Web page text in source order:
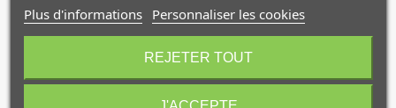
prises de vue en solo).
Plus d'informations Personnaliser les cookies
REJETER TOUT
10€ OFFERTS sur votre
premier achat !